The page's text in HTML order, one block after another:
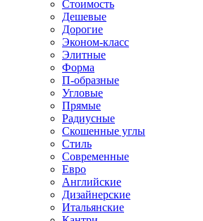
Стоимость
Дешевые
Дорогие
Эконом-класс
Элитные
Форма
П-образные
Угловые
Прямые
Радиусные
Скошенные углы
Стиль
Современные
Евро
Английские
Дизайнерские
Итальянские